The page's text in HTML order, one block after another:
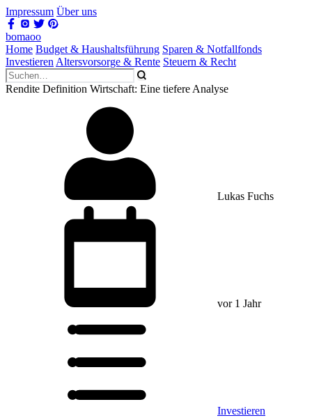
Impressum Über uns
bomaoo
Home Budget & Haushaltsführung Sparen & Notfallfonds
Investieren Altersvorsorge & Rente Steuern & Recht
Rendite Definition Wirtschaft: Eine tiefere Analyse
Lukas Fuchs
vor 1 Jahr
Investieren